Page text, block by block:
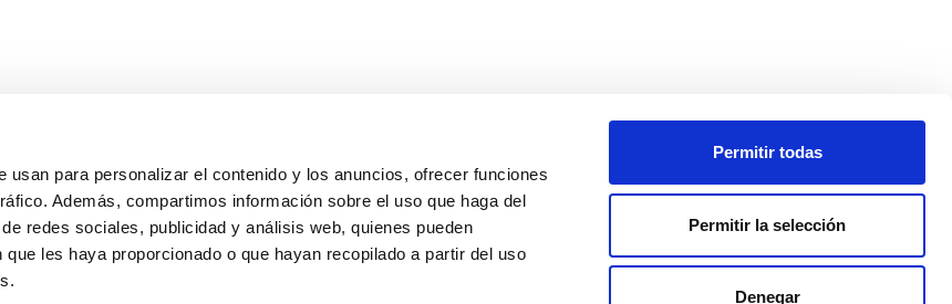
usan para personalizar el contenido y los anuncios, ofrecer funciones
Además, compartimos información sobre el uso que haga del
redes sociales, publicidad y análisis web, quienes pueden
les haya proporcionado o que hayan recopilado a partir del uso
Permitir todas
Permitir la selección
Denegar
Avda. Pintor Xavier Soler, 18 (Rotonda Jesuitas)
03015 Alicante
Política de cookies